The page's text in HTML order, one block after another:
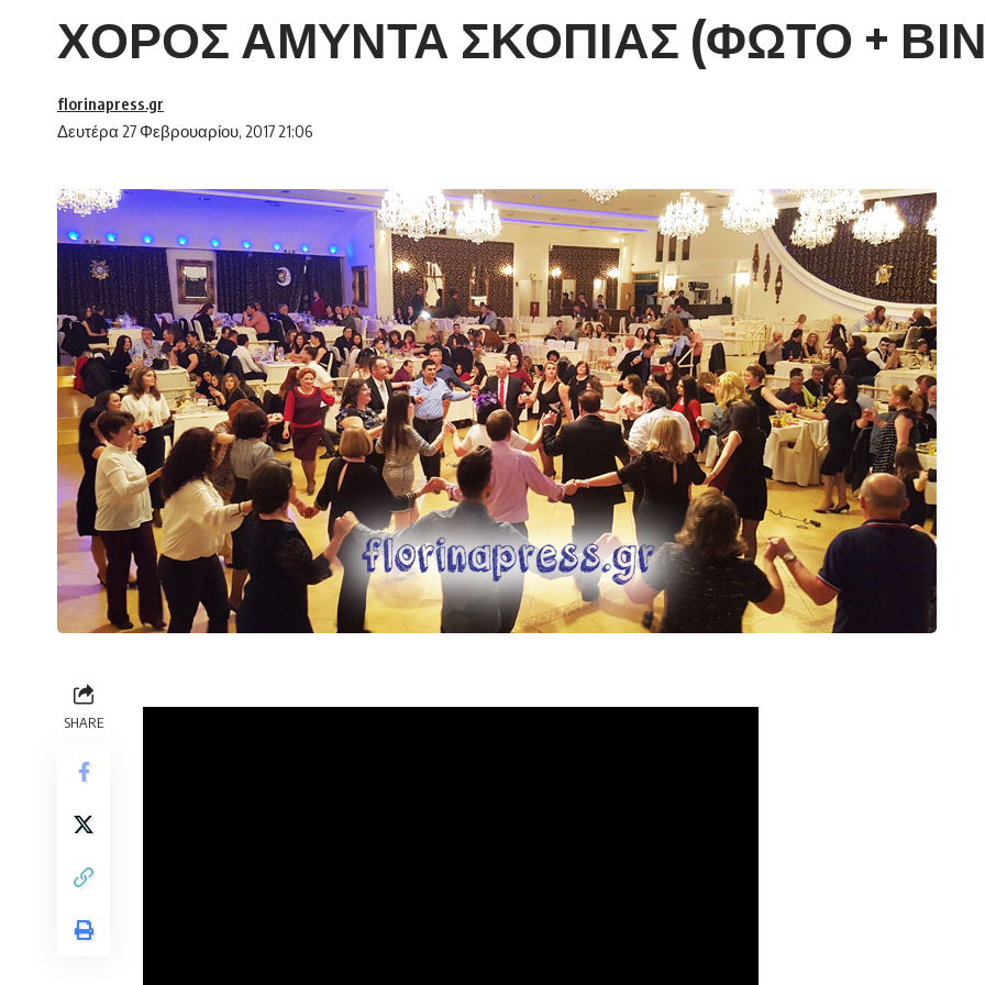
ΧΟΡΟΣ ΑΜΥΝΤΑ ΣΚΟΠΙΑΣ (ΦΩΤΟ +
Δευτέρα 27 Φεβρουαρίου, 2017 21:06
florinapress.gr
SHARE